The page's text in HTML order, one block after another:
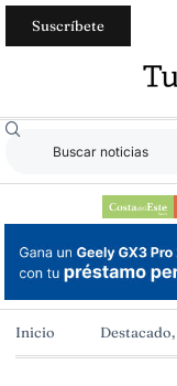
Suscríbete
Inicio Destacado,